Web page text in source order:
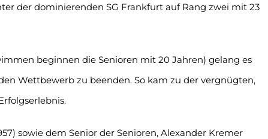
der dominierenden SG Frankfurt auf Rang zwei mit 23
beginnen die Senioren mit 20 Jahren) gelang es
Wettbewerb zu beenden. So kam zu der vergnügten,
sowie dem Senior der Senioren, Alexander Kremer